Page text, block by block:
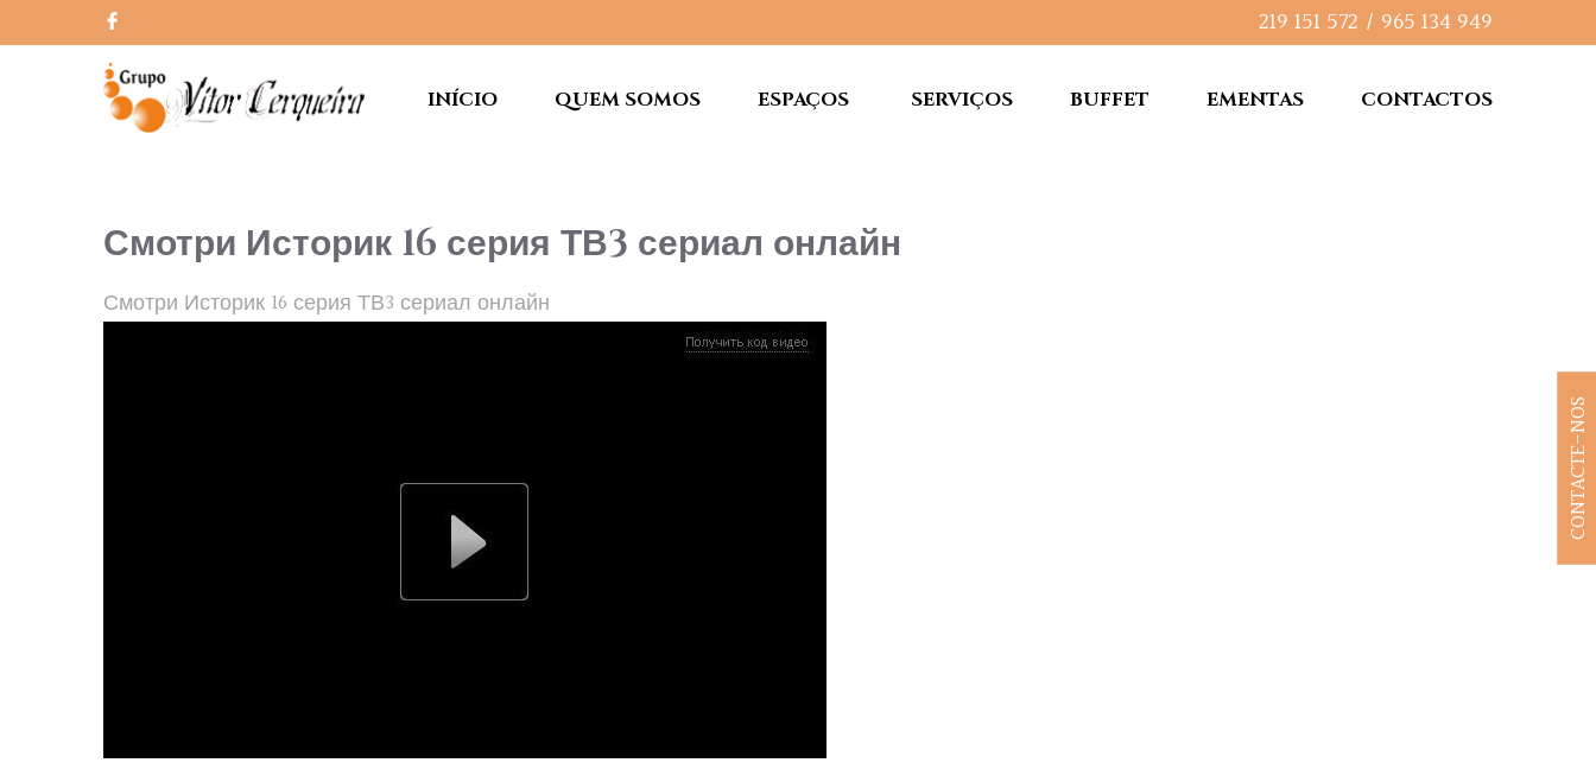
219 151 572 / 965 134 949
INÍCIO QUEM SOMOS ESPAÇOS SERVIÇOS BUFFET EMENTAS CONTACTOS
Смотри Историк 16 серия ТВ3 сериал онлайн
Смотри Историк 16 серия ТВ3 сериал онлайн
CONTACTE-NOS